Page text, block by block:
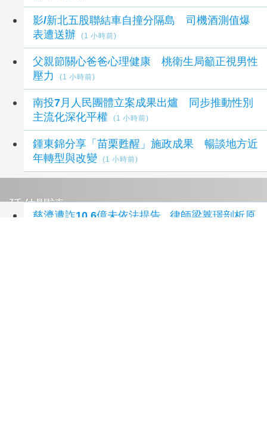
影/新北五股聯結車自撞分隔島 司機酒測值爆
表遭送辦
(1 小時前)
父親節關心爸爸心理健康 桃衛生局籲正視男性
壓力
(1 小時前)
南投7月人民團體立案成果出爐 同步推動性別
主流化深化平權
(1 小時前)
鍾東錦分享「苗栗甦醒」施政成果 暢談地方近
年轉型與改變
(1 小時前)
延伸閱讀
慈濟遭詐10.6億未依法提告 律師梁䕒璟剖析原